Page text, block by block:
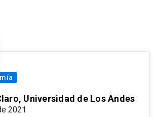
Universidad de Los Andes
2021